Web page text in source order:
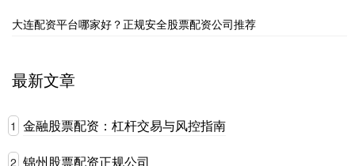
大连配资平台哪家好？正规安全股票配资公司推荐
最新文章
1 金融股票配资：杠杆交易与风控指南
2 锦州股票配资正规公司